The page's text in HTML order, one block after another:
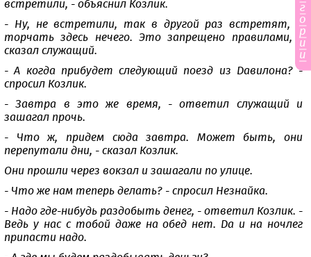
встретили, - объяснил Козлик.
- Ну, не встретили, так в другой раз встретят, а
торчать здесь нечего. Это запрещено правилами, -
сказал служащий.
- А когда прибудет следующий поезд из Давилона? -
спросил Козлик.
- Завтра в это же время, - ответил служащий и
зашагал прочь.
- Что ж, придем сюда завтра. Может быть, они
перепутали дни, - сказал Козлик.
Они прошли через вокзал и зашагали по улице.
- Что же нам теперь делать? - спросил Незнайка.
- Надо где-нибудь раздобыть денег, - ответил Козлик. -
Ведь у нас с тобой даже на обед нет. Да и на ночлег
припасти надо.
г
о
р
и
и